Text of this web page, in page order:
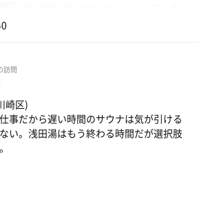
ン、チャーハン、梅好みサワー
がいい。焦がし玉ねぎが引き立てる。
マイチかな。
。入口の温度計は94℃、サ室内の温度計
10人くらいになることもあったが大抵
り入れる。ストーブ前の下段で8分。熱
が言っている。「銭湯とは違うのだよ、
ビックリシャワーが2つとも故障中だった
な左側が故障中だが左側は稼働中。よか
が上だったよな。自分でロッカーの鍵を
こだけだったか？
人がいる。ここは壁際以外のカラン席は
くスペースがないので壁際のカラン席が
不便で悲しくなる。よほど混んでいない
間に入り込むと何だコイツと思われる
席は諦める。火木土は男湯がミニプール
れが多い。
サウナではなかったと思うので体を清め
でをする。深い湯船がない横長の広い浴
訪問
崎区)
事だから遅い時間のサウナは気が引ける
い。浅田湯はもう終わる時間だが選択肢